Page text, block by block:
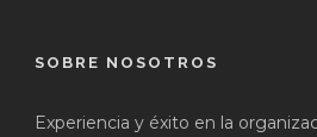
SOBRE NOSOTROS
Experiencia y éxito en la